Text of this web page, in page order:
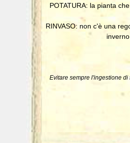
POTATURA: la pianta
RINVASO: non c'è una
Evitare sempre l'ingestione